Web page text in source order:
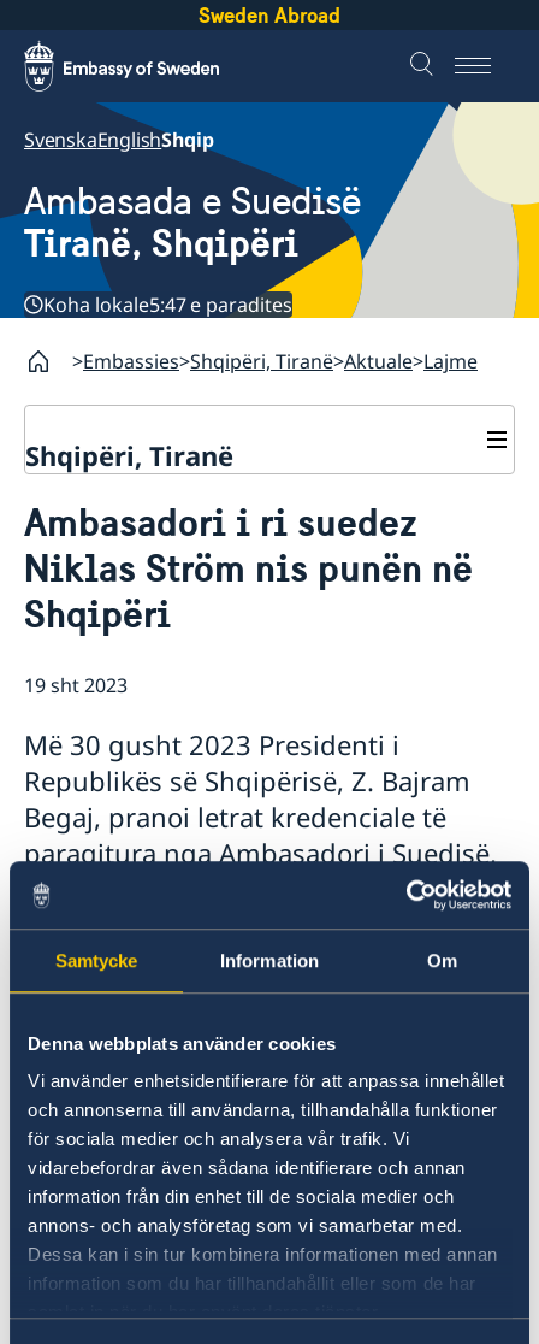
Samtycke Information Om
Denna webbplats använder cookies
Vi använder enhetsidentifierare för att anpassa innehållet
och annonserna till användarna, tillhandahålla funktioner
för sociala medier och analysera vår trafik. Vi
vidarebefordrar även sådana identifierare och annan
information från din enhet till de sociala medier och
annons- och analysföretag som vi samarbetar med.
Dessa kan i sin tur kombinera informationen med annan
information som du har tillhandahållit eller som de har
Sweden Abroad
SvenskaEnglishShqip
Ambasada e Suedisë
Tiranë, Shqipëri
Koha lokale5:47 e paradites
Embassies Shqipëri, Tiranë Aktuale Lajme
Shqipëri, Tiranë
Rreth nesh
Ambasador
Aktuale
Lajme
Kalendari i aktiviteteve
Ambasadori i ri suedez
Niklas Ström nis punën në
Shqipëri
19 sht 2023
Më 30 gusht 2023 Presidenti i
Republikës së Shqipërisë, Z. Bajram
Begaj, pranoi letrat kredenciale të
paraqitura nga Ambasadori i Suedisë,
z. Niklas Ström, i shoqëruar nga
Këshilltarja dhe Shefja e
Bashkëpunimit për Zhvillim, znj. Petra
Burcher, Sekretari i parë z. Johan
Willert dhe këshilltarin politik z. Viktor
Gunnarsson Popović.